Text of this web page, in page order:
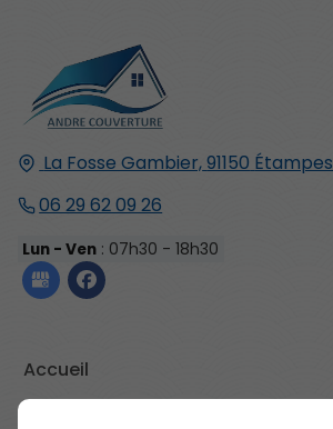
La Fosse Gambier,91150 Étampes
06 29 62 09 26
Lun - Ven : 07h30 - 18h30
Accueil
Contactez-nous